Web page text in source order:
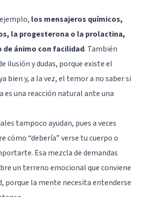
los mensajeros químicos,
, la progesterona o la prolactina,
ánimo con facilidad. También
ilusión y dudas, porque existe el
bien y, a la vez, el temor a no saber si
es una reacción natural ante una
tampoco ayudan, pues a veces
cómo “debería” verse tu cuerpo o
Esa mezcla de demandas
un terreno emocional que conviene
porque la mente necesita entenderse